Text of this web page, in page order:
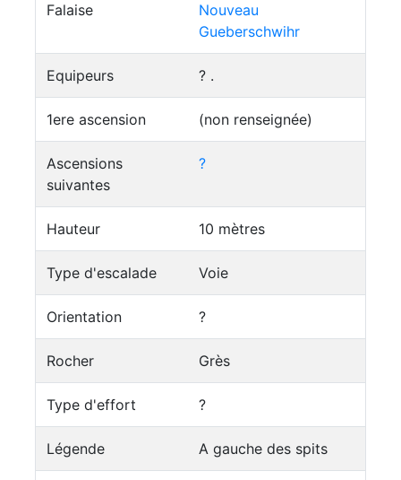
Falaise
Nouveau
Gueberschwihr
Equipeurs ? .
1ere ascension (non renseignée)
Ascensions
suivantes
?
Hauteur 10 mètres
Type d'escalade Voie
Orientation ?
Rocher Grès
Type d'effort ?
Légende A gauche des spits